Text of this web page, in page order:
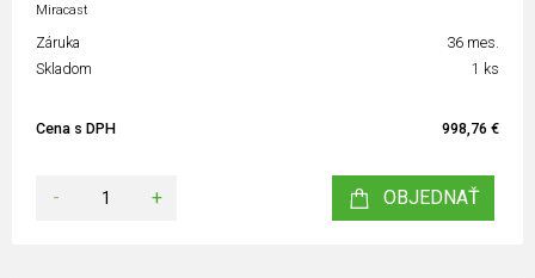
Miracast
Záruka
36 mes.
Skladom
1 ks
Cena s DPH 998,76 €
- + OBJEDNAŤ